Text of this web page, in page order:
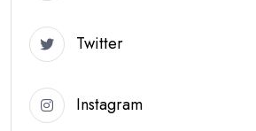
Twitter
Instagram